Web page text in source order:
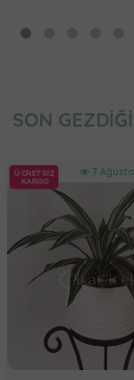
SON
ÜCRETSİZ
KARGO
7